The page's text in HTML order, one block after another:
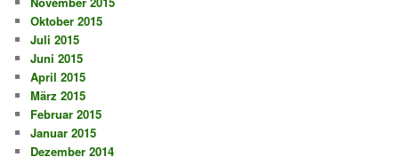
Oktober 2015
Juli 2015
Juni 2015
April 2015
März 2015
Februar 2015
Januar 2015
Dezember 2014